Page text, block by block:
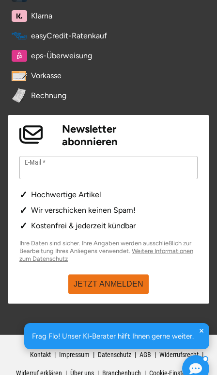
Frag Flo! Unser KI-Berater hilft Ihnen gerne weiter.
Klarna
easyCredit-Ratenkauf
eps-Überweisung
Vorkasse
Rechnung
Newsletter
abonnieren
E-Mail
Hochwertige Artikel
Wir verschicken keinen Spam!
Kostenfrei & jederzeit kündbar
Ihre Daten sind sicher. Ihre Angaben werden ausschließlich zur
Bearbeitung Ihres Anliegens verwendet. Weitere Informationen
zum Datenschutzöffnet in neuem Fenster
JETZT ANMELDEN
basenio.de 99084
Kontakt
Impressum Datenschutz AGB Widerrufsrecht
Widerruf erklären Über uns Branchenbuch Cookie-Einstellungen
Rheine
Rodgau
Rostock
Salzgitter
Schongau
Schwabach
Seligenstadt
Speyer